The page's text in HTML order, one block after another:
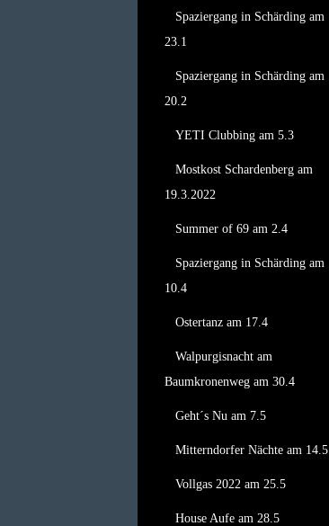
Spaziergang in Schärding am
23.1
Spaziergang in Schärding am
20.2
YETI Clubbing am 5.3
Mostkost Schardenberg am
19.3.2022
Summer of 69 am 2.4
Spaziergang in Schärding am
10.4
Ostertanz am 17.4
Walpurgisnacht am
Baumkronenweg am 30.4
Geht´s Nu am 7.5
Mitterndorfer Nächte am 14.5
Vollgas 2022 am 25.5
House Aufe am 28.5